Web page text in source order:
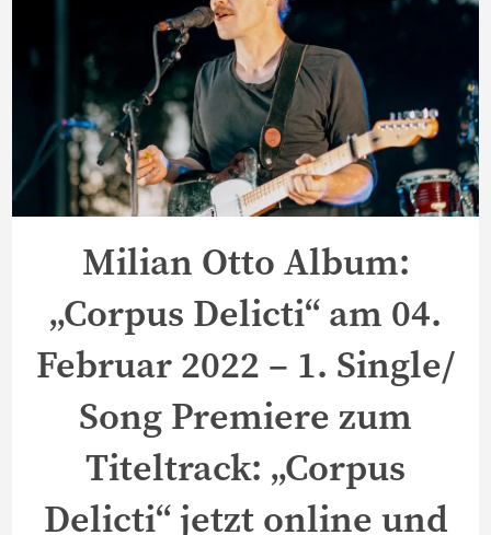
Milian Otto Album:
„Corpus Delicti“ am 04.
Februar 2022 – 1. Single/
Song Premiere zum
Titeltrack: „Corpus
Delicti“ jetzt online und